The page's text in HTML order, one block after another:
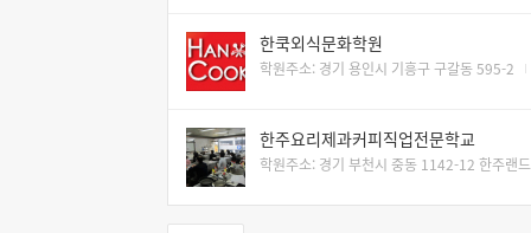
한쿡외식문화학원
학원주소: 경기 용인시 기흥구 구갈동 595-2
한주요리제과커피직업전문학교
학원주소: 경기 부천시 중동 1142-12 한주랜